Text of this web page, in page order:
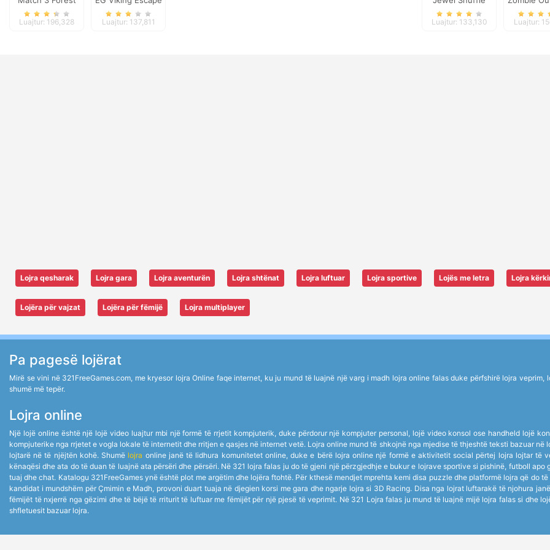
Luajtur: 196,328 Luajtur: 137,811 Luajtur: 133,130 Luajtur:
Lojra qesharak Lojra gara Lojra aventurën Lojra shtënat Lojra luftuar Lojra sportive Lojës me letra Lojra
Lojëra për vajzat Lojëra për fëmijë Lojra multiplayer
Pa pagesë lojërat
Mirë se vini në 321FreeGames.com, me kryesor lojra Online faqe internet, ku ju mund të luajnë një varg i madh lojra online falas duke përfshirë lojra
shumë më tepër.
Lojra online
Një lojë online është një lojë video luajtur mbi një formë të rrjetit kompjuterik, duke përdorur një kompjuter personal, lojë video konsol ose handheld lojë
kompjuterike nga rrjetet e vogla lokale të internetit dhe rritjen e qasjes në internet vetë. Lojra online mund të shkojnë nga mjedise të thjeshtë teksti bazuar
lojtarë në të njëjtën kohë. Shumë lojra online janë të lidhura komunitetet online, duke e bërë lojra online një formë e aktivitetit social përtej lojra lojtar
kënaqësi dhe ata do të duan të luajnë ata përsëri dhe përsëri. Në 321 lojra falas ju do të gjeni një përzgjedhje e bukur e lojrave sportive si pishinë, futboll
tuaj dhe chat. Katalogu 321FreeGames ynë është plot me argëtim dhe lojëra ftohtë. Për kthesë mendjet mprehta kemi disa puzzle dhe platformë lojra që do
kandidat i mundshëm për Çmimin e Madh, provoni duart tuaja në djegien korsi me gara dhe ngarje lojra si 3D Racing. Disa nga lojrat luftarakë të njohura
fëmijët të nxjerrë nga gëzimi dhe të bëjë të rriturit të luftuar me fëmijët për një pjesë të veprimit. Në 321 Lojra falas ju mund të luajnë mijë lojra falas si dhe
shfletuesit bazuar lojra.